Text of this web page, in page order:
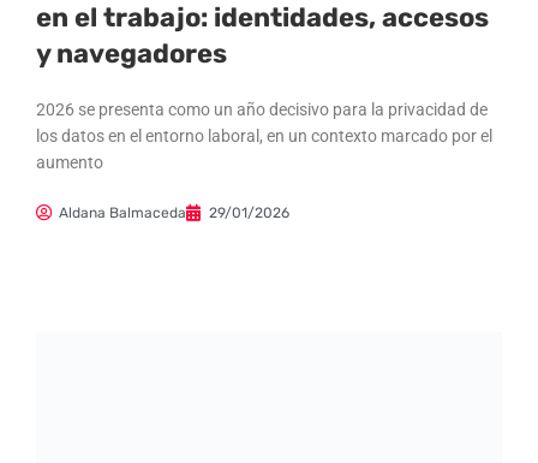
en el trabajo: identidades, accesos
y navegadores
2026 se presenta como un año decisivo para la privacidad de
los datos en el entorno laboral, en un contexto marcado por el
aumento
Aldana Balmaceda 29/01/2026